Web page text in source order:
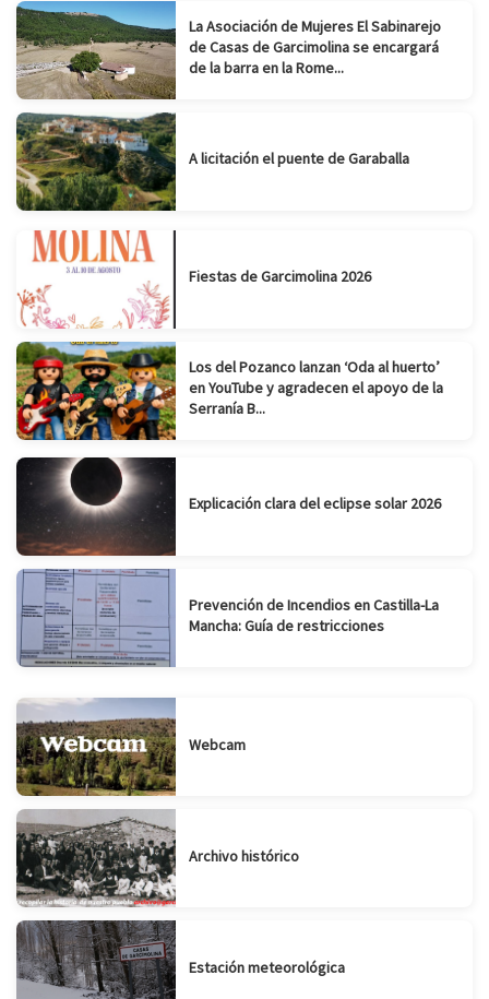
La Asociación de Mujeres El Sabinarejo
de Casas de Garcimolina se encargará
de la barra en la Rome...
A licitación el puente de Garaballa
Fiestas de Garcimolina 2026
Los del Pozanco lanzan ‘Oda al huerto’
en YouTube y agradecen el apoyo de la
Serranía B...
Explicación clara del eclipse solar 2026
Prevención de Incendios en Castilla-La
Mancha: Guía de restricciones
Webcam
Archivo histórico
Estación meteorológica